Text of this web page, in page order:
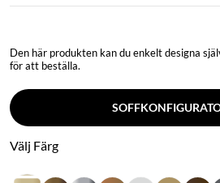
Den här produkten kan du enkelt designa
för att beställa.
Välj Färg